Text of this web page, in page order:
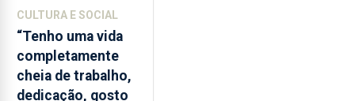
CULTURA E SOCIAL
“Tenho uma vida
completamente
cheia de trabalho,
dedicação, gosto